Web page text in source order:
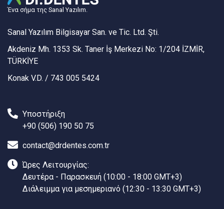
Ένα σήμα της Sanal Yazılım.
Sanal Yazılım Bilgisayar San. ve Tic. Ltd. Şti.
Akdeniz Mh. 1353 Sk. Taner İş Merkezi No: 1/204 İZMİR,
TÜRKİYE
Konak V.D. / 743 005 5424
Υποστήριξη
+90 (506) 190 50 75
contact@drdentes.com.tr
Ώρες Λειτουργίας:
Δευτέρα - Παρασκευή (10:00 - 18:00 GMT+3)
Διάλειμμα για μεσημεριανό (12:30 - 13:30 GMT+3)